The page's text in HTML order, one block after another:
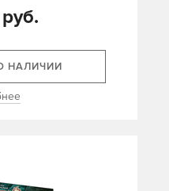
НАЛИЧИИ